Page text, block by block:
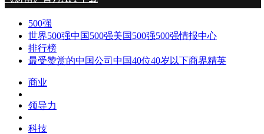
500强
世界500强中国500强美国500强500强情报中心
排行榜
最受赞赏的中国公司 中国40位40岁以下商界精英
商业
领导力
科技